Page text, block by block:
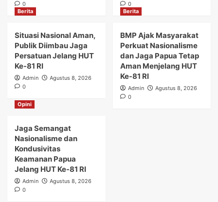
0
0
Berita
Situasi Nasional Aman,
Publik Diimbau Jaga
Persatuan Jelang HUT
Ke-81 RI
Admin
Agustus 8, 2026
0
Berita
BMP Ajak Masyarakat
Perkuat Nasionalisme
dan Jaga Papua Tetap
Aman Menjelang HUT
Ke-81 RI
Admin
Agustus 8, 2026
0
Opini
Jaga Semangat
Nasionalisme dan
Kondusivitas
Keamanan Papua
Jelang HUT Ke-81 RI
Admin
Agustus 8, 2026
0